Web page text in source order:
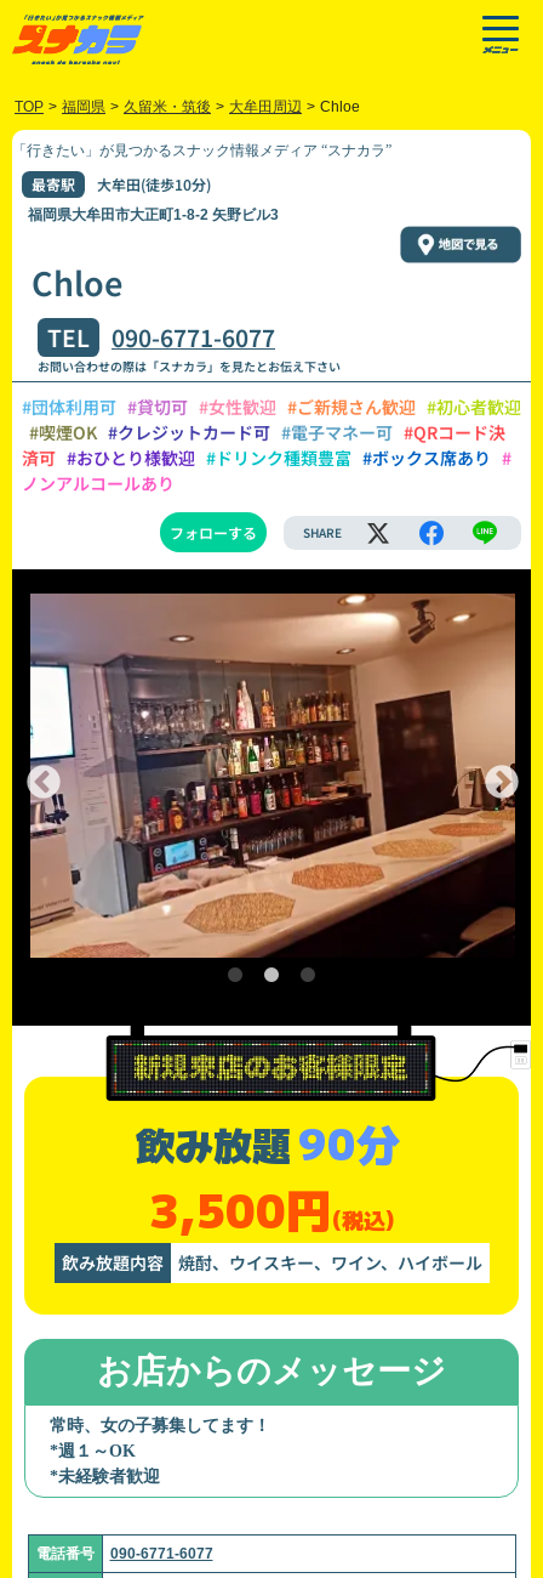
TOP > 福岡県 > 久留米・筑後 > 大牟田周辺 > Chloe
「行きたい」が見つかるスナック情報メディア “スナカラ”
最寄駅 大牟田(徒歩10分)
福岡県大牟田市大正町1-8-2 矢野ビル3
Chloe
TEL 090-6771-6077
お問い合わせの際は「スナカラ」を見たとお伝え下さい
#団体利用可 #貸切可 #女性歓迎 #ご新規さん歓迎 #初心者歓迎
#喫煙OK #クレジットカード可 #電子マネー可 #QRコード決
済可 #おひとり様歓迎 #ドリンク種類豊富 #ボックス席あり #
ノンアルコールあり
フォローする SHARE
飲み放題90分
3,500円(税込)
飲み放題内容 焼酎、ウイスキー、ワイン、ハイボール
お店からのメッセージ
常時、女の子募集してます！
*週１～OK
*未経験者歓迎
電話番号 090-6771-6077